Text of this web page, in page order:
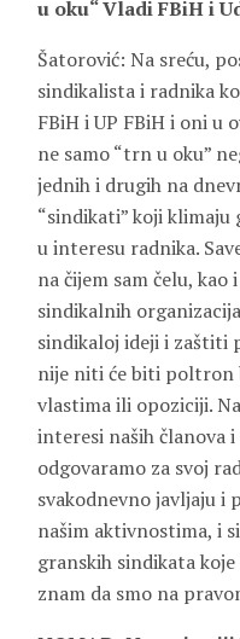
u oku“ Vladi FBiH i
Šatorović: Na sreću,
sindikalista i radnika
FBiH i UP FBiH i oni
ne samo “trn u oku”
jednih i drugih na
“sindikati” koji klimaju
u interesu radnika.
na čijem sam čelu,
sindikalnih
sindikaloj ideji i zaštiti
nije niti će biti poltron
vlastima ili opoziciji.
interesi naših članova
odgovaramo za svoj
svakodnevno javljaju i
našim aktivnostima, i
granskih sindikata
znam da smo na